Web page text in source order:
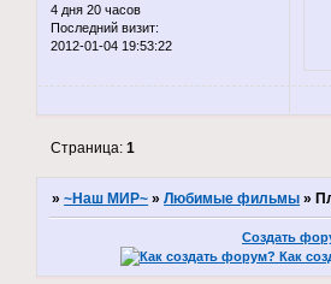
4 дня 20 часов
Последний визит:
2012-01-04 19:53:22
Страница:1
»~Наш МИР~ »Любимые фильмы »
Создать